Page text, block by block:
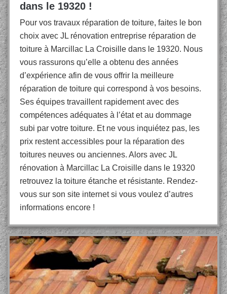
dans le 19320 !
Pour vos travaux réparation de toiture, faites le bon
choix avec JL rénovation entreprise réparation de
toiture à Marcillac La Croisille dans le 19320. Nous
vous rassurons qu’elle a obtenu des années
d’expérience afin de vous offrir la meilleure
réparation de toiture qui correspond à vos besoins.
Ses équipes travaillent rapidement avec des
compétences adéquates à l’état et au dommage
subi par votre toiture. Et ne vous inquiétez pas, les
prix restent accessibles pour la réparation des
toitures neuves ou anciennes. Alors avec JL
rénovation à Marcillac La Croisille dans le 19320
retrouvez la toiture étanche et résistante. Rendez-
vous sur son site internet si vous voulez d’autres
informations encore !